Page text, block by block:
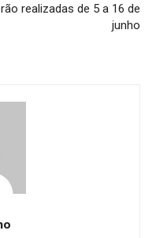
realizadas de 5 a 16 de
junho